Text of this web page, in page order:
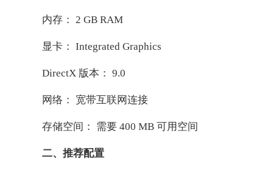
内存： 2 GB RAM
显卡： Integrated Graphics
DirectX 版本： 9.0
网络： 宽带互联网连接
存储空间： 需要 400 MB 可用空间
二、推荐配置